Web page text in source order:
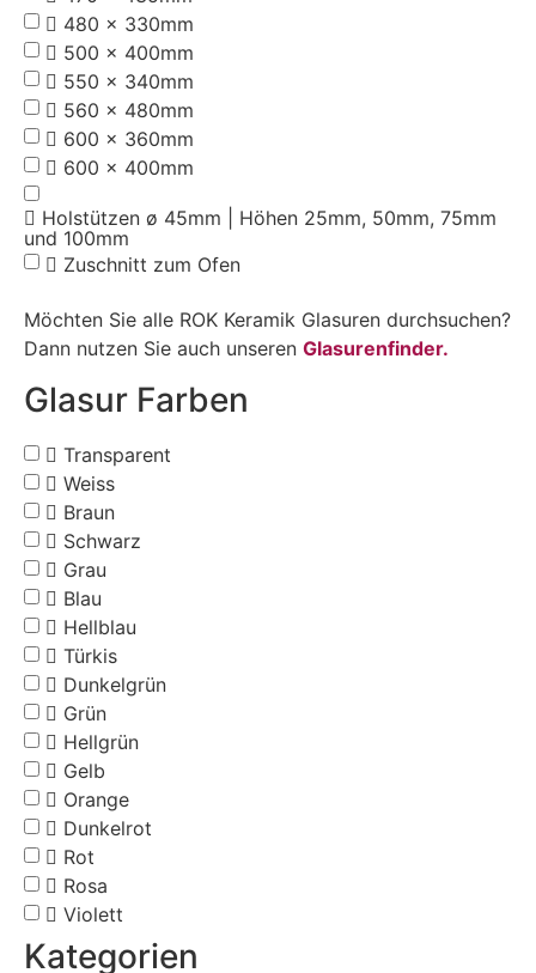
480 x 330mm
500 x 400mm
550 x 340mm
560 x 480mm
600 x 360mm
600 x 400mm
Holstützen ø 45mm | Höhen 25mm, 50mm, 75mm
und 100mm
Zuschnitt zum Ofen
Möchten Sie alle ROK Keramik Glasuren durchsuchen?
Dann nutzen Sie auch unseren Glasurenfinder.
Glasur Farben
Transparent
Weiss
Braun
Schwarz
Grau
Blau
Hellblau
Türkis
Dunkelgrün
Grün
Hellgrün
Gelb
Orange
Dunkelrot
Rot
Rosa
Violett
Kategorien